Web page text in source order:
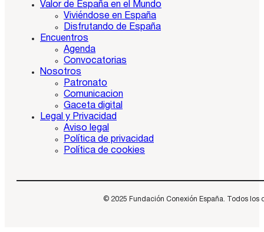
Valor de España en el Mundo
Viviéndose en España
Disfrutando de España
Encuentros
Agenda
Convocatorias
Nosotros
Patronato
Comunicacion
Gaceta digital
Legal y Privacidad
Aviso legal
Política de privacidad
Política de cookies
© 2025 Fundación Conexión España. Todos los